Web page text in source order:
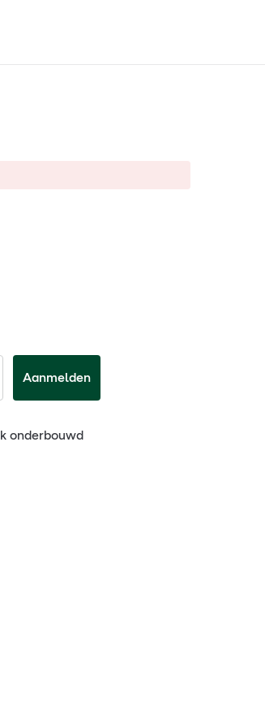
Aanmelden
onderbouwd